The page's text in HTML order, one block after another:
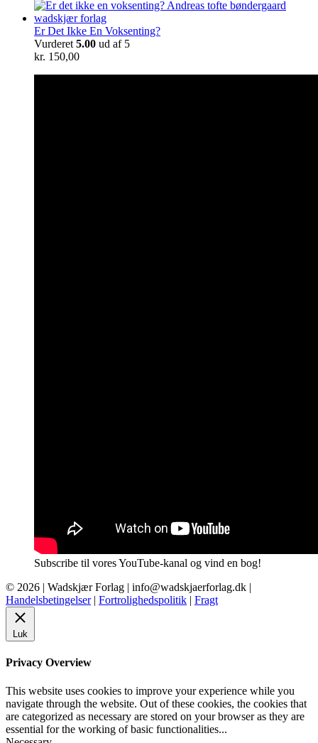
Er Det Ikke En Voksenting?
Vurderet 5.00 ud af 5
kr. 150,00
Subscribe til vores YouTube-kanal og vind en bog!
© 2026 | Wadskjær Forlag | info@wadskjaerforlag.dk |
Handelsbetingelser| Fortrolighedspolitik | Fragt
Luk
Privacy Overview
This website uses cookies to improve your experience while you
navigate through the website. Out of these cookies, the cookies that
are categorized as necessary are stored on your browser as they are
essential for the working of basic functionalities...